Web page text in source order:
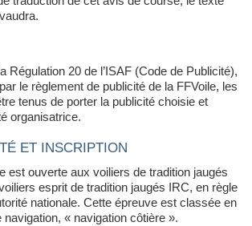
le règlement de publicité de la FFVoile, les
tenus de porter la publicité choisie et
organisatrice.
ET INSCRIPTION
esprit de tradition jaugés IRC, en règle
nationale. Cette épreuve est classée en
navigation, « navigation côtière ».